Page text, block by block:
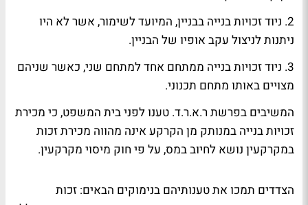
2. ניוד זכויות בנייה בבניין, המיועד לשימור, אשר לא היו
ניתנות לניצול עקב אופיו של הבניין.
3. ניוד זכויות בנייה ממתחם אחד למתחם שני, כאשר שניהם
מצויים באותו מתחם תכנוני.
המשיבים בפרשת ר.א.ר.ד. טענו לפני בית המשפט, כי מכירת
זכויות בנייה במנותק מן הקרקע אינה מהווה מכירת זכות
במקרקעין נושא לחיוב במס, על פי חוק מיסוי מקרקעין.
הצדדים תמכו את טענותיהם בנימוקים הבאים: זכות